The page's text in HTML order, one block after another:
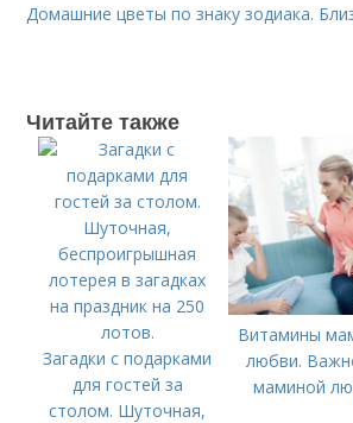
Домашние цветы по знаку зодиака.
Читайте также
Загадки с подарками
для гостей за
столом. Шуточная,
Витамины
любви.
маминой